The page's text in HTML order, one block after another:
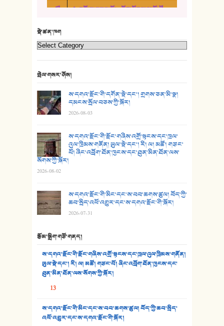
23. ཕོ་རྒོད་པོ།
25. མགྲོན་པོ།
26. ཨ་མའི་ཐང་ཁུག
27. ལྕེ་བདེ་ཞོལ་གྱི་པང་གདན།
28. སྟོད་གཞས། - ཕན་ཐོག
30. སི་ལིང་འབྲི་མོ། - ཕན་ཐོག
31. ཕ་ཡུལ་ཡར་ཀླུང་།
32. ཨ་མ།
33. འཛོམས་པའི་ལམ།
34. ཉི་མ་སེམས་ལ་ཞོག་དང་། - ཟླ་སྒྲོན།
36. ཟླ་གཞོན་སྙན་དབྱངས། - ཟླ་སྒྲོན།
5. འགྲོ་བ་བཟང་མོ། - བོད་ལྗོངས་ལྷ་མོ་ཚོགས་པ།
སྡེ་ཚན་ཁག
སྤེལ་གསར་ཤོས།
ས་དགའ་རྫོང་གི་དགོན་སྡེ་དང་། གྲགས་ཅན་མི་སྣ།
དམངས་སྲོལ་བཅས་ཀྱི་སྐོར།
2026-08-03
ས་དགའ་རྫོང་གི་རྫོང་གཞིས་འགྲོ་སྟངས་དང་ཁྲལ་
འུལ་ཁྲིམས་གནོན། ཡུལ་སྡེ་དང་། རི། ལ། མཚོ། གཙང་
པོ། ཞིང་འབྲོག་ཐོན་ཁུངས་དང་ཐུན་མིན་ཐོན་ལས་
སོགས་ཀྱི་སྐོར།
2026-08-02
ས་དགའ་རྫོང་གི་མིང་དང་ས་བབ་ཆགས་ཚུལ། བོད་ཀྱི་
ཆབ་སྲིད་འཕོ་འགྱུར་དང་ས་དགའ་རྫོང་གི་སྐོར།
2026-07-31
རྩོམ་སྒྲིག་གཙོ་གནད།
ས་དགའ་རྫོང་གི་རྫོང་གཞིས་འགྲོ་སྟངས་དང་ཁྲལ་འུལ་ཁྲིམས་གནོན།
ཡུལ་སྡེ་དང་། རི། ལ། མཚོ། གཙང་པོ། ཞིང་འབྲོག་ཐོན་ཁུངས་དང་
ཐུན་མིན་ཐོན་ལས་སོགས་ཀྱི་སྐོར།
13
ས་དགའ་རྫོང་གི་མིང་དང་ས་བབ་ཆགས་ཚུལ། བོད་ཀྱི་ཆབ་སྲིད་
འཕོ་འགྱུར་དང་ས་དགའ་རྫོང་གི་སྐོར།